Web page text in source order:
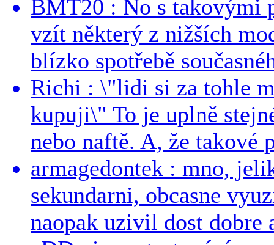
BMT20 : No s takovými
vzít některý z nižších
blízko spotřebě
Richi : \"lidi si za tohle
kupuji\" To je uplně
nebo naftě. A, že takové
armagedontek : mno,
sekundarni, obcasne
naopak uzivil dost dobre